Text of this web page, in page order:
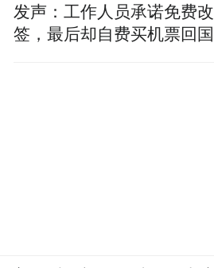
发声：工作人员承诺免费改
签，最后却自费买机票回国